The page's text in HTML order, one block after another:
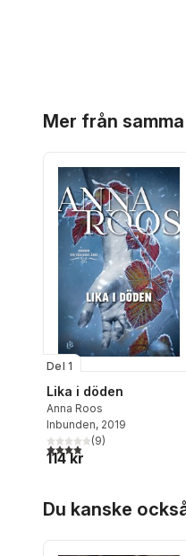
Mer från
Del 1
Lika i döden
Anna Roos
Inbunden, 2019
3,9utav 5 stjärnor. Totalt
(9)
114 kr
Du kanske